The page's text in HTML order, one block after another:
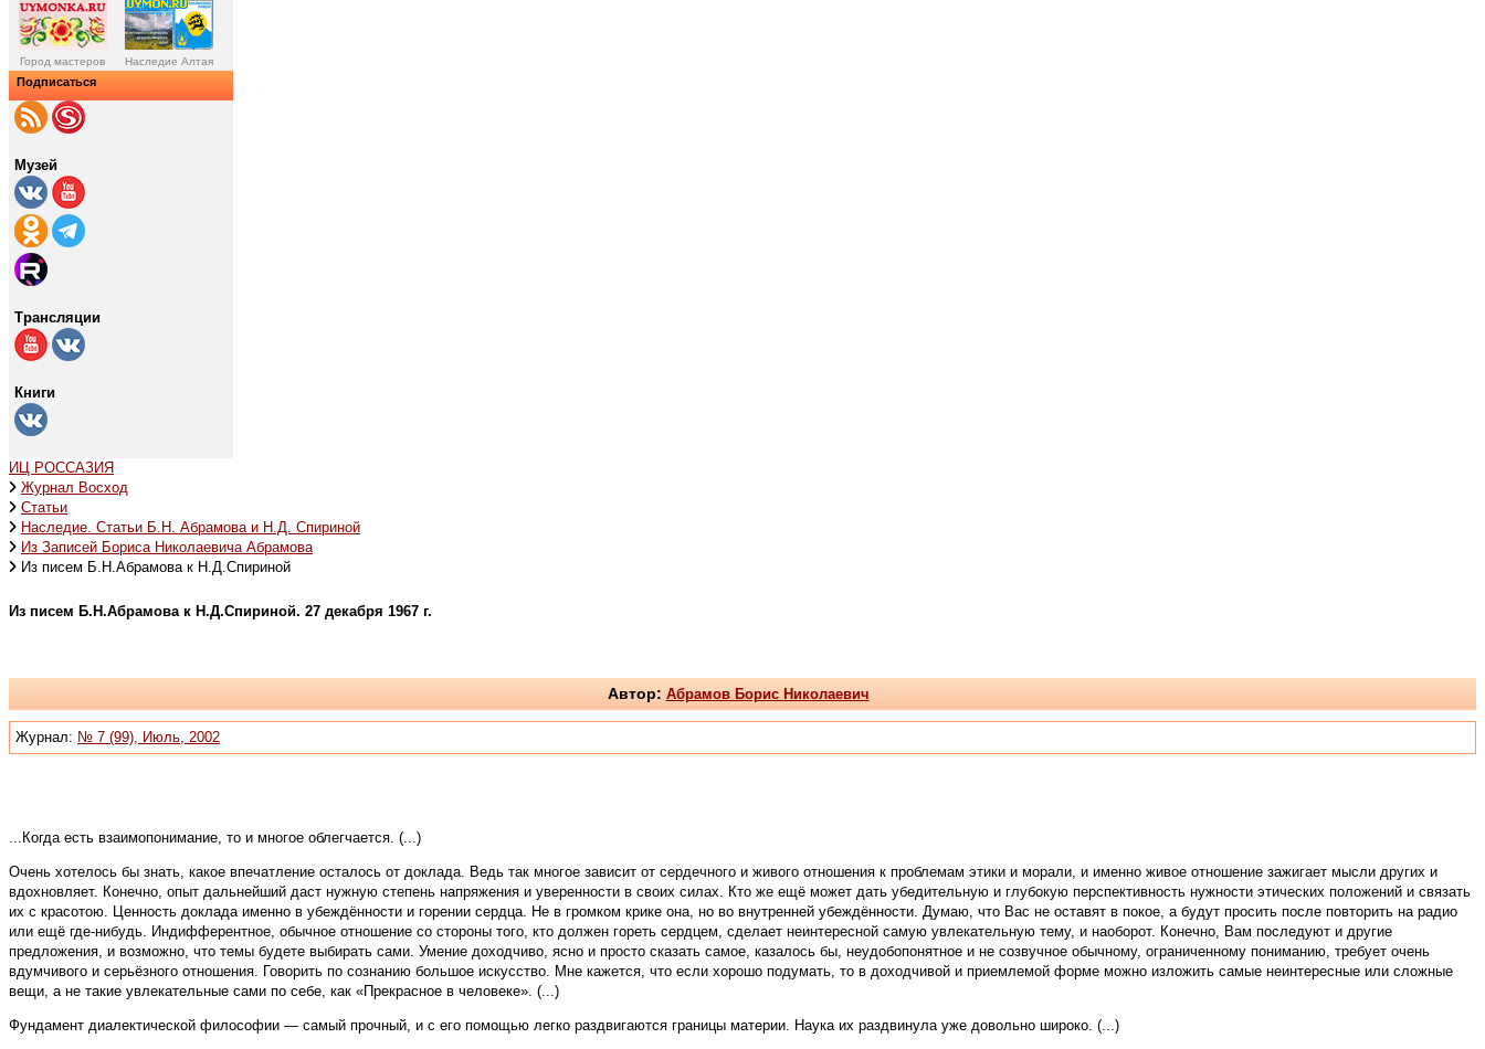
Город мастеров Наследие Алтая
Подписаться
Музей
Трансляции
Книги
ИЦ РОССАЗИЯ
Журнал Восход
Статьи
Наследие. Статьи Б.Н. Абрамова и Н.Д. Спириной
Из Записей Бориса Николаевича Абрамова
Из писем Б.Н.Абрамова к Н.Д.Спириной
Из писем Б.Н.Абрамова к Н.Д.Спириной. 27 декабря 1967 г.
Автор: Абрамов Борис Николаевич
Журнал: № 7 (99), Июль, 2002
...Когда есть взаимопонимание, то и многое облегчается. (...)
Очень хотелось бы знать, какое впечатление осталось от доклада. Ведь так многое зависит от сердечного и живого отношения к проблемам этики и морали, и именно живое отношение зажигает мысли других и
вдохновляет. Конечно, опыт дальнейший даст нужную степень напряжения и уверенности в своих силах. Кто же ещё может дать убедительную и глубокую перспективность нужности этических положений и связать
их с красотою. Ценность доклада именно в убеждённости и горении сердца. Не в громком крике она, но во внутренней убеждённости. Думаю, что Вас не оставят в покое, а будут просить после повторить на радио
или ещё где-нибудь. Индифферентное, обычное отношение со стороны того, кто должен гореть сердцем, сделает неинтересной самую увлекательную тему, и наоборот. Конечно, Вам последуют и другие
предложения, и возможно, что темы будете выбирать сами. Умение доходчиво, ясно и просто сказать самое, казалось бы, неудобопонятное и не созвучное обычному, ограниченному пониманию, требует очень
вдумчивого и серьёзного отношения. Говорить по сознанию большое искусство. Мне кажется, что если хорошо подумать, то в доходчивой и приемлемой форме можно изложить самые неинтересные или сложные
вещи, а не такие увлекательные сами по себе, как «Прекрасное в человеке». (...)
Фундамент диалектической философии — самый прочный, и с его помощью легко раздвигаются границы материи. Наука их раздвинула уже довольно широко. (...)